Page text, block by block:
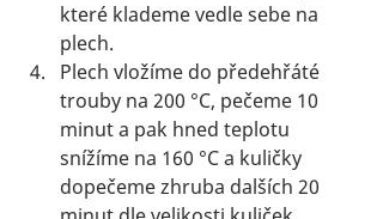
které klademe vedle sebe na
plech.
Plech vložíme do předehřáté
trouby na 200 °C, pečeme 10
minut a pak hned teplotu
snížíme na 160 °C a kuličky
dopečeme zhruba dalších 20